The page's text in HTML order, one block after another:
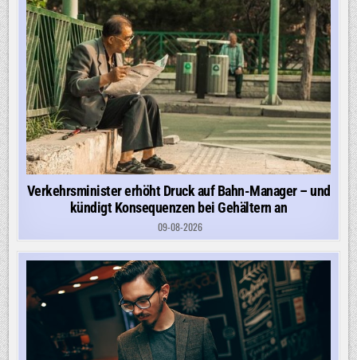
Verkehrsminister erhöht Druck auf Bahn-Manager – und
kündigt Konsequenzen bei Gehältern an
09-08-2026